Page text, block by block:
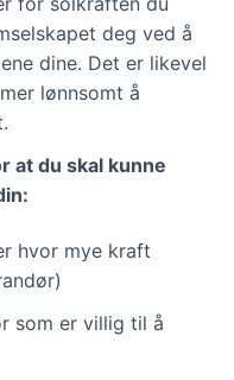
deg ved å
dine. Det er likevel
lønnsomt å
at du skal kunne
hvor mye kraft
som er villig til å